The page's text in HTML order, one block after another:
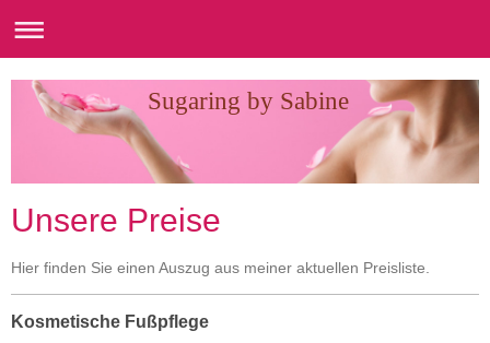
Sugaring by Sabine
Unsere Preise
Hier finden Sie einen Auszug aus meiner aktuellen Preisliste.
Kosmetische Fußpflege